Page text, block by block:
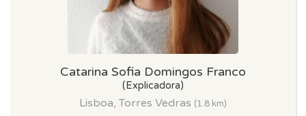
Catarina Sofia Domingos Franco
(Explicadora)
Lisboa, Torres Vedras (1.8 km)